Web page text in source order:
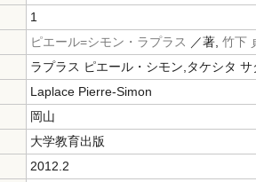
1
ピエール=シモン・ラプラス ／著, 竹下
ラプラス ピエール・シモン,タケシタ サ
Laplace Pierre‐Simon
岡山
大学教育出版
2012.2